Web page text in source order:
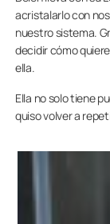
acristalarlo con
nuestro sistema.
decidir cómo
ella.
Ella no solo tiene
quiso volver a